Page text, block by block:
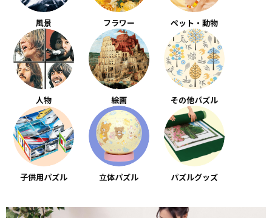
風景 フラワー ペット・動物
人物 絵画 その他パズル
子供用パズル 立体パズル パズルグッズ